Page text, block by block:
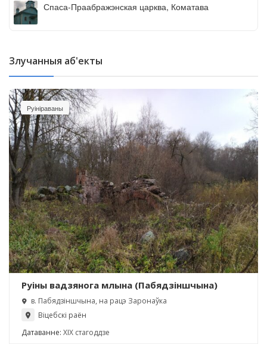
Спаса-Праабражэнская царква, Коматава
Злучанныя аб'екты
Руініраваны
Руіны вадзянога млына (Пабядзіншчына)
в. Пабядзіншчына, на рацэ Заронаўка
Віцебскі раён
Датаванне: XIX стагоддзе